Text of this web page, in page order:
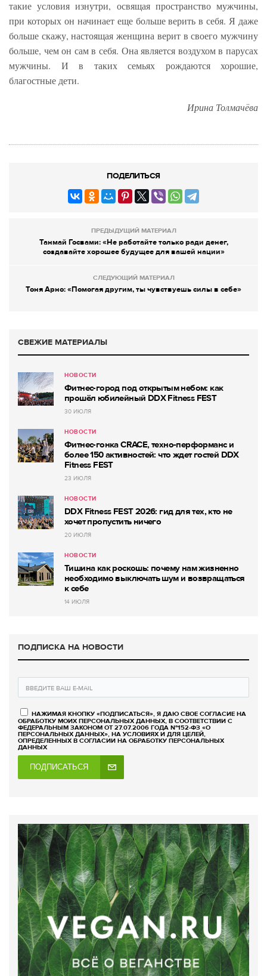
такие условия изнутри, освящая пространство мужчины,
при которых он начинает еще больше верить в себя. Я даже
больше скажу, настоящая женщина верит в своего мужчину
больше, чем он сам в себя. Она является воздухом в парусах
мужчины. И в таких семьях рождаются хорошие,
благостные дети.
Ирина Толмачёва
ПОДЕЛИТЬСЯ
ПРЕДЫДУЩИЙ МАТЕРИАЛ
Танмай Госвами: «Не работайте только ради денег,
создавайте хорошее будущее для вашей нации»
СЛЕДУЮЩИЙ МАТЕРИАЛ
Тоня Арно: «Помогая другим, ты чувствуешь силы в себе»
СВЕЖИЕ МАТЕРИАЛЫ
НОВОСТИ
Фитнес-город под открытым небом: как
прошёл юбилейный DDX Fitness FEST
30 ИЮЛЯ
НОВОСТИ
Фитнес-гонка CRACE, техно-перформанс и
более 150 активностей: что ждет гостей DDX
Fitness FEST
23 ИЮЛЯ
НОВОСТИ
DDX Fitness FEST 2026: гид для тех, кто не
хочет пропустить ничего
20 ИЮЛЯ
НОВОСТИ
Тишина как роскошь: почему нам жизненно
необходимо выключать шум и возвращаться
к себе
14 ИЮЛЯ
ПОДПИСКА НА НОВОСТИ
НАЖИМАЯ КНОПКУ «ПОДПИСАТЬСЯ», Я ДАЮ СВОЕ СОГЛАСИЕ НА
ОБРАБОТКУ МОИХ ПЕРСОНАЛЬНЫХ ДАННЫХ, В СООТВЕТСТВИИ С
ФЕДЕРАЛЬНЫМ ЗАКОНОМ ОТ 27.07.2006 ГОДА №152-ФЗ «О
ПЕРСОНАЛЬНЫХ ДАННЫХ», НА УСЛОВИЯХ И ДЛЯ ЦЕЛЕЙ,
ОПРЕДЕЛЕННЫХ В СОГЛАСИИ НА ОБРАБОТКУ ПЕРСОНАЛЬНЫХ
ДАННЫХ
ПОДПИСАТЬСЯ